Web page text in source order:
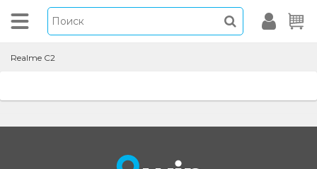
Realme C2